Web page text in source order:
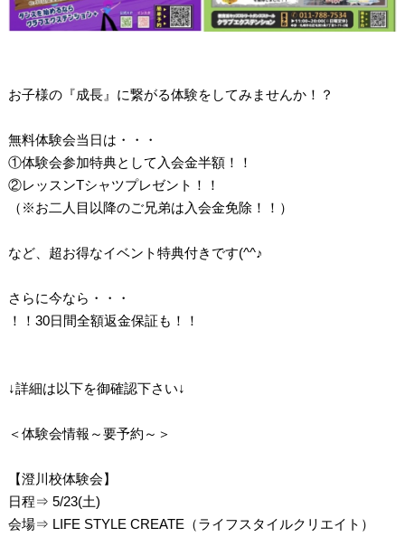
お子様の『成長』に繋がる体験をしてみませんか！？
無料体験会当日は・・・
①体験会参加特典として入会金半額！！
②レッスンTシャツプレゼント！！
（※お二人目以降のご兄弟は入会金免除！！）
など、超お得なイベント特典付きです(^^♪
さらに今なら・・・
！！30日間全額返金保証も！！
↓詳細は以下を御確認下さい↓
＜体験会情報～要予約～＞
【澄川校体験会】
日程⇒ 5/23(土)
会場⇒ LIFE STYLE CREATE（ライフスタイルクリエイト）